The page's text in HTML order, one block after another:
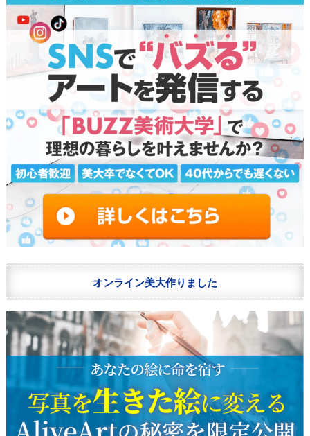
オンライン美大作りました